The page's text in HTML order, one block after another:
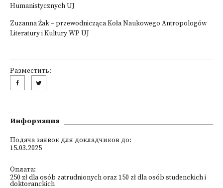
Humanistycznych UJ
Zuzanna Żak – przewodnicząca Koła Naukowego Antropologów
Literatury i Kultury WP UJ
Разместить:
Информация
Подача заявок для докладчиков до:
15.03.2025
Оплата:
250 zł dla osób zatrudnionych oraz 150 zł dla osób studenckich i
doktoranckich